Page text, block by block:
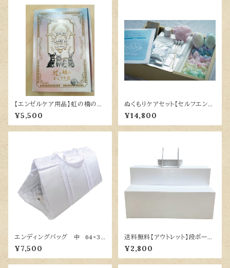
【エンゼルケア用品】虹の橋のお
くりもの
¥5,500
ぬくもりケアセット【セルフエンゼ
ルケア】
¥14,800
エンディングバッグ 中 64×38
cm
¥7,500
送料無料【アウトレット】段ボール
後飾祭壇 二段 白銀色【数量限
定】
¥2,800